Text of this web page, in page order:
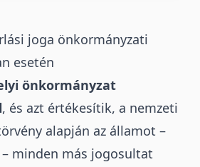
joga önkormányzati
esetén
önkormányzat
, és azt értékesítik, a nemzeti
alapján az államot –
minden más jogosultat